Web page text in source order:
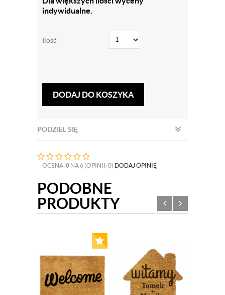
indywidualne.
Ilość
DODAJ DO KOSZYKA
PODZIEL SIĘ
OCENA: 0 NA 6 (OPINII: 0) DODAJ OPINIĘ
PODOBNE
PRODUKTY